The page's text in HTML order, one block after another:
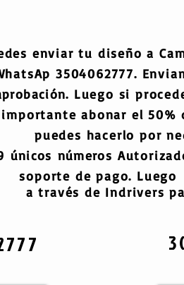
enviar tu diseño a
3504062777.
. Luego si
abonar el
puedes hacerlo por
únicos números
soporte de pago.
a través de Indrivers